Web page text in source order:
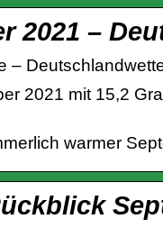
2021 –
–
2021 mit 15,2
warmer